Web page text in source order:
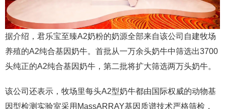
据介绍，君乐宝至臻A2奶粉的奶源全部来自该公司自建牧场
养殖的A2纯合基因奶牛。首批从一万余头奶牛中筛选出3700
头纯正的A2纯合基因奶牛，第二批将扩大筛选两万头奶牛。
该公司还表示，牧场里每头A2型奶牛都由国际权威的动物基
因型检测实验室采用MassARRAY基因质谱技术严格筛检，